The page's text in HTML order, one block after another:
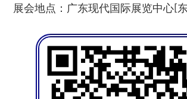
展会地点：广东现代国际展览中心[